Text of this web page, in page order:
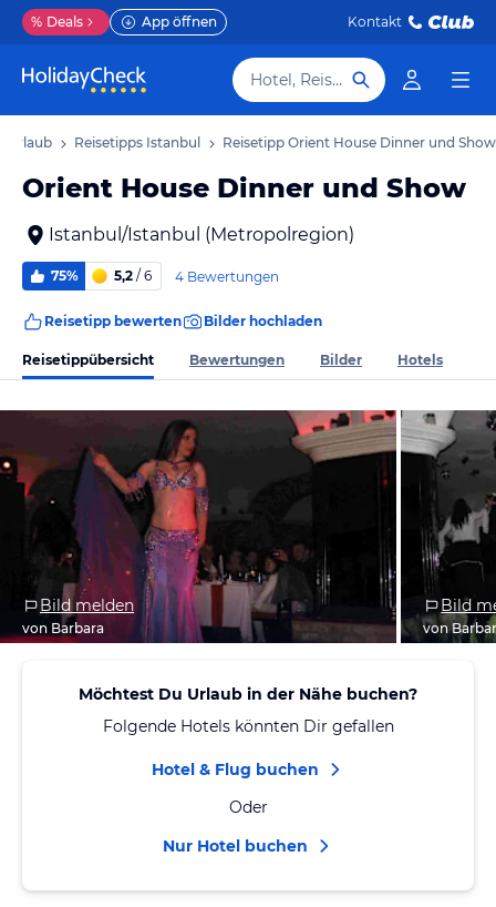
% Deals App öffnen Kontakt
Hotel, Reiseziel
Urlaub Reisetipps Istanbul Reisetipp Orient House Dinner und Show
Orient House Dinner und Show
Istanbul/Istanbul (Metropolregion)
75% 5,2 / 6 4 Bewertungen
Reisetipp bewerten Bilder hochladen
Reisetippübersicht Bewertungen Bilder Hotels
Bild melden
von Barbara
Bild
von
Möchtest Du Urlaub in der Nähe buchen?
Folgende Hotels könnten Dir gefallen
Hotel & Flug buchen
Oder
Nur Hotel buchen